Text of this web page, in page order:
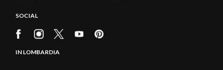
SOCIAL
IN LOMBARDIA